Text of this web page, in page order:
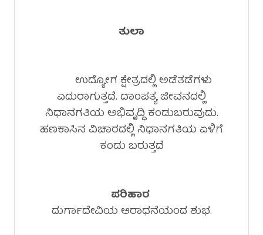
ತುಲಾ
ಉದ್ಯೋಗ ಕ್ಷೇತ್ರದಲ್ಲಿ ಅಡೆತಡೆಗಳು
ಎದುರಾಗುತ್ತದೆ. ದಾಂಪತ್ಯ ಜೀವನದಲ್ಲಿ
ನಿಧಾನಗತಿಯ ಅಭಿವೃದ್ಧಿ ಕಂಡುಬರುವುದು.
ಹಣಕಾಸಿನ ವಿಚಾರದಲ್ಲಿ ನಿಧಾನಗತಿಯ ಏಳಿಗೆ
ಕಂಡು ಬರುತ್ತದೆ
ಪರಿಹಾರ
ದುರ್ಗಾದೇವಿಯ ಆರಾಧನೆಯಂದ ಶುಭ.